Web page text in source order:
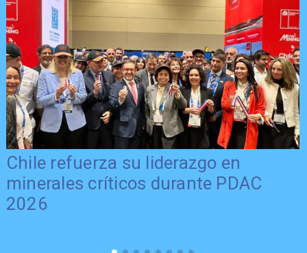
Chile refuerza su liderazgo en
minerales críticos durante PDAC
2026